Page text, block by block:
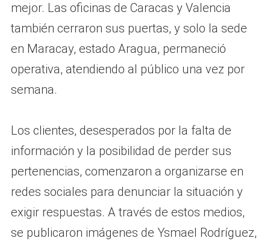
mejor. Las oficinas de Caracas y Valencia
también cerraron sus puertas, y solo la sede
en Maracay, estado Aragua, permaneció
operativa, atendiendo al público una vez por
semana.
Los clientes, desesperados por la falta de
información y la posibilidad de perder sus
pertenencias, comenzaron a organizarse en
redes sociales para denunciar la situación y
exigir respuestas. A través de estos medios,
se publicaron imágenes de Ysmael Rodríguez,